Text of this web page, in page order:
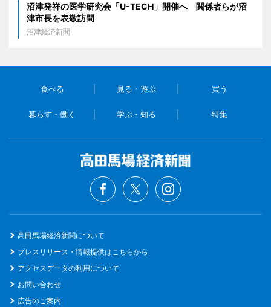
沼津発祥の医学研究会「U-TECH」開催へ 関係者らが沼
津市長を表敬訪問
沼津経済新聞
食べる 見る・遊ぶ 買う
暮らす・働く 学ぶ・知る 特集
高田馬場経済新聞について
プレスリリース・情報提供はこちらから
アクセスデータの利用について
お問い合わせ
広告のご案内